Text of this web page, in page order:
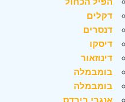
דקלים
דנסרים
דיסקו
דינוזאור
בומבמלה
בומבמלה
אנגרי בירדס